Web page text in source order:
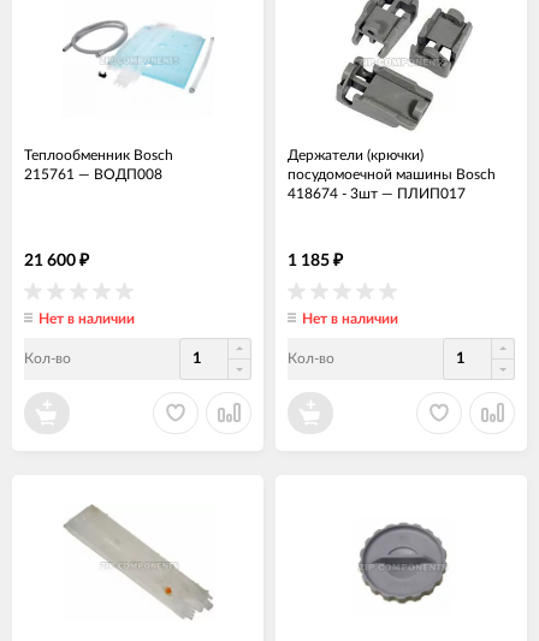
Теплообменник Bosch
215761 — ВОДП008
21 600 ₽
Нет в наличии
Кол-во
Держатели (крючки)
посудомоечной машины Bosch
418674 - 3шт — ПЛИП017
1 185 ₽
Нет в наличии
Кол-во